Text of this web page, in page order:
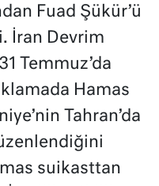
Fuad Şükür’ü
İran Devrim
Temmuz’da
Hamas
Tahran’da
suikasttan